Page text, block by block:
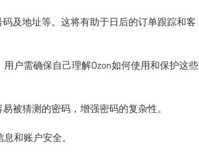
及地址等。这将有助于日后的订单跟踪和客
户需确保自己理解Ozon如何使用和保护这些
被猜测的密码，增强密码的复杂性。
和账户安全。